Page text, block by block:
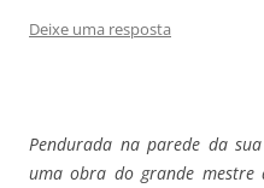
Deixe uma resposta
Pendurada na parede da
uma obra do grande mestre